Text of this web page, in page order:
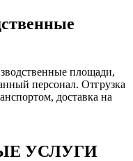
площади,
персонал. Отгрузка
доставка на
УСЛУГИ